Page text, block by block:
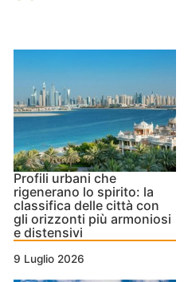
Profili urbani che
rigenerano lo spirito: la
classifica delle città con
gli orizzonti più armoniosi
e distensivi
9 Luglio 2026